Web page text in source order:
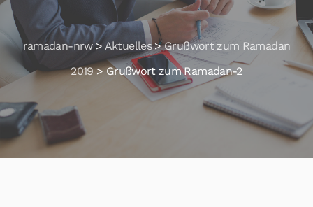
ramadan-nrw> Aktuelles>Grußwort zum Ramadan
2019>Grußwort zum Ramadan-2